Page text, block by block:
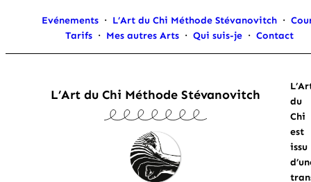
Evénements· L’Art du Chi Méthode Stévanovitch·
Tarifs· Mes autres Arts· Qui suis-je· Contact
L’Art du Chi Méthode Stévanovitch
du
Chi
est
issu